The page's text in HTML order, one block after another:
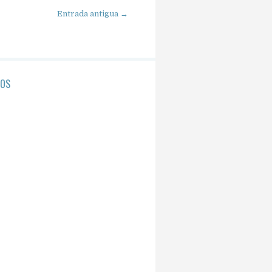
Entrada antigua →